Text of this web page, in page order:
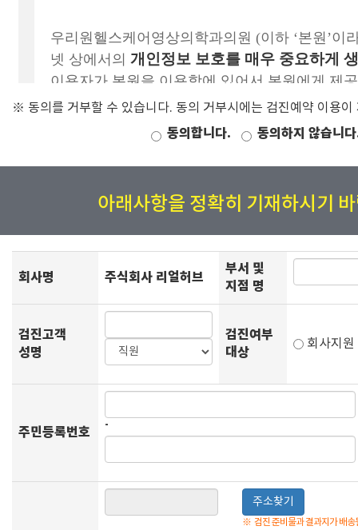
※ 동의를 거부할 수 있습니다. 동의 거부시에는 검진예약 이용이
동의합니다. 동의하지 않습니
아래사항을 정확히 기재하시기
회사명 주식회사 리얼허브
부서 및
지점 명
검진고객
성명
검진여부
대상
회사지
주민등록번호 -
주소찾기
※ 검진 준비물과 결과지가 배